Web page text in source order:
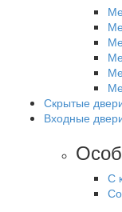
Скрытые
Входные
С